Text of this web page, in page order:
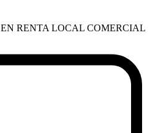
EN RENTA LOCAL COMERCIAL